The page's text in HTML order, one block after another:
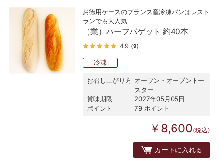
お徳用ケースのフランス産冷凍パンはレスト
ランでも大人気
（業）ハーフバゲット 約40本
4.9 （9）
冷凍
お召し上がり方 オーブン・オーブントー
スター
賞味期限
2027年05月05日
ポイント
79 ポイント
￥8,600(税込)
カートに入れる